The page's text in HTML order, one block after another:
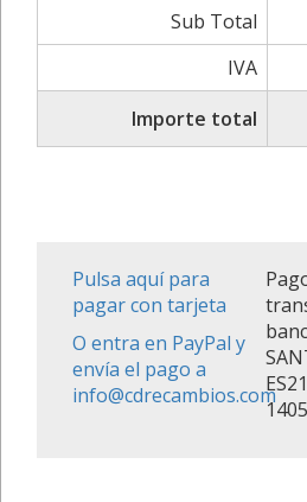
Sub Total
IVA
Importe total
Pulsa aquí para
pagar con tarjeta
O entra en PayPal y
envía el pago a
info@cdrecambios.com